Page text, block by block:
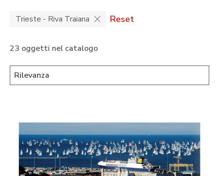
Trieste - Riva Traiana Reset
23 oggetti nel catalogo